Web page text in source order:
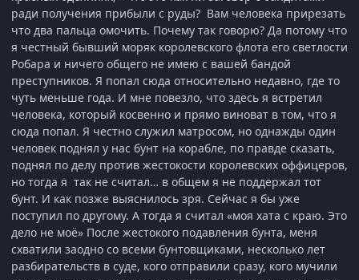
ради получения прибыли с руды? Вам человека прирезать
что два пальца омочить. Почему так говорю? Да потому что
я честный бывший моряк королевского флота его светлости
Робара и ничего общего не имею с вашей бандой
преступников. Я попал сюда относительно недавно, где то
чуть меньше года. И мне повезло, что здесь я встретил
человека, который косвенно и прямо виноват в том, что я
сюда попал. Я честно служил матросом, но однажды один
человек поднял у нас бунт на корабле, по правде сказать,
поднял по делу против жестокости королевских оффицеров,
но тогда я так не считал… в общем я не поддержал тот
бунт. И как позже выяснилось зря. Сейчас я бы уже
поступил по другому. А тогда я считал «моя хата с краю. Это
дело не моё» После жестокого подавления бунта, меня
схватили заодно со всеми бунтовщиками, несколько лет
разбирательств в суде, кого отправили сразу, кого мучили